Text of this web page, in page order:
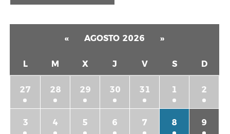
« AGOSTO 2026 »
L M X J V S D
27 28 29 30 31 1 2
3 4 5 6 7 8 9